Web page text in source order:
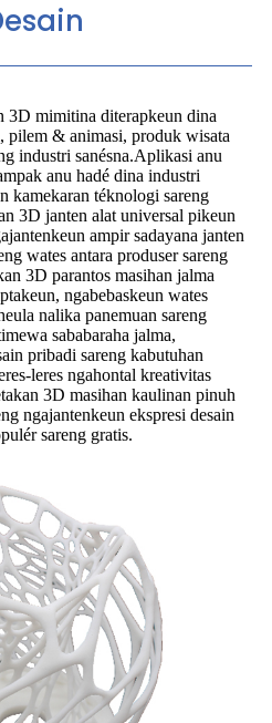
3D mimitina diterapkeun dina
pilem & animasi, produk wisata
industri sanésna.Aplikasi anu
anu hadé dina industri
kamekaran téknologi sareng
3D janten alat universal pikeun
ampir sadayana janten
wates antara produser sareng
3D parantos masihan jalma
ngabebaskeun wates
nalika panemuan sareng
sababaraha jalma,
pribadi sareng kabutuhan
leres ngahontal kreativitas
3D masihan kaulinan pinuh
ngajantenkeun ekspresi desain
sareng gratis.